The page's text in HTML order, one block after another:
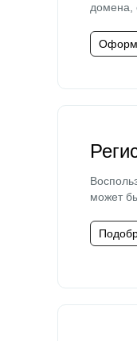
домена,
может